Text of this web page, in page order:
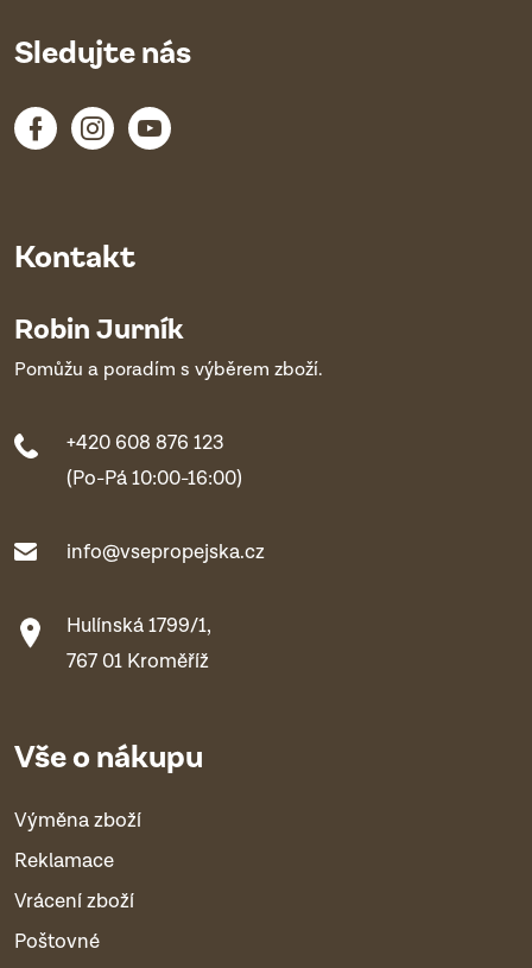
Kontakt
Robin Jurník
Pomůžu a poradím s výběrem zboží.
+420 608 876 123
(Po-Pá 10:00-16:00)
info@vsepropejska.cz
Hulínská 1799/1,
767 01 Kroměříž
Vše o nákupu
Výměna zboží
Reklamace
Vrácení zboží
Poštovné
Sledujte nás